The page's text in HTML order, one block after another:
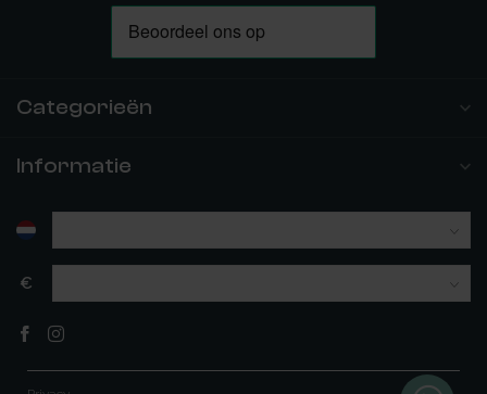
Categorieën
Informatie
€